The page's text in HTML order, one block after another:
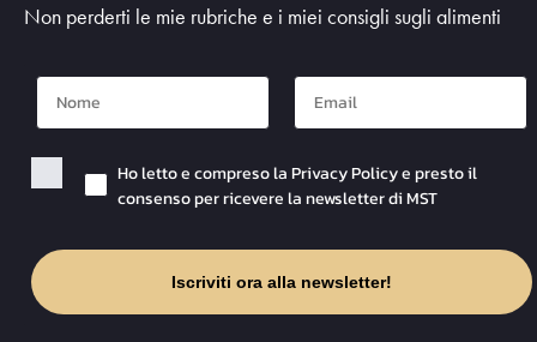
Non perderti le mie rubriche e i miei consigli sugli alimenti
Nome Mail
Checkbox PrivacyHo letto e compreso la Privacy Policy e presto il
consenso per ricevere la newsletter di MST
Iscriviti ora alla newsletter!